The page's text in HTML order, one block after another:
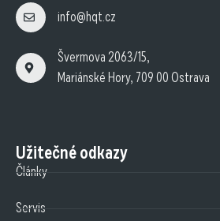
info@hqt.cz
Švermova 2063/15,
Mariánské Hory, 709 00 Ostrava
Užitečné odkazy
Články
Servis